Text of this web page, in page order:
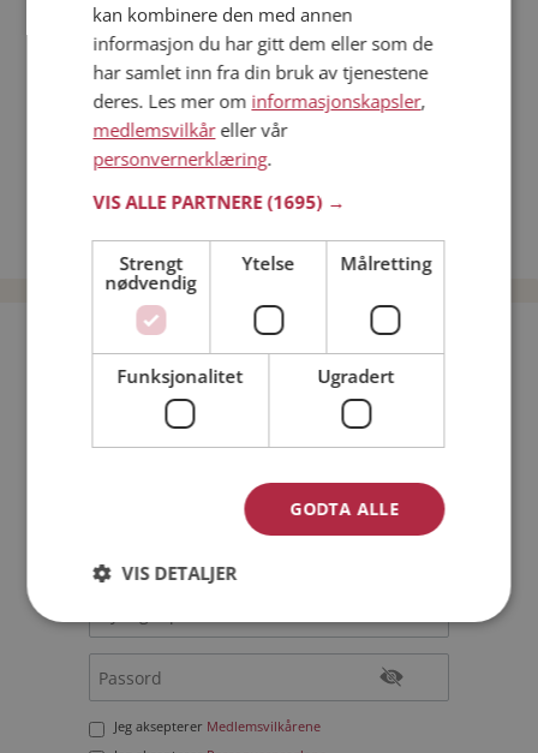
Dating på mobilen
Dating på Møteplassen
Nettdatingtips
Match Making på Møteplassen
Single synes
Date kvinner i Norge
Date menn i Norge
Bli medlem gratis!
Kvinne
Jeg aksepterer Medlemsvilkårene
kan kombinere den med annen
informasjon du har gitt dem eller som de
har samlet inn fra din bruk av tjenestene
deres. Les mer om informasjonskapsler,
medlemsvilkåreller vår
personvernerklæring.
VIS ALLE PARTNERE(1695) →
Strengt
nødvendig
Ytelse Målretting
Funksjonalitet Ugradert
GODTA ALLE
VIS DETALJER